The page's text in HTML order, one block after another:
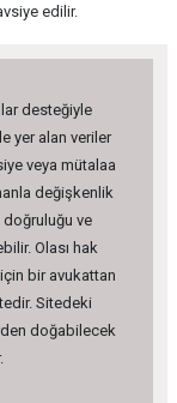
edilir.
desteğiyle
yer alan veriler
veya mütalaa
değişkenlik
ve
Olası hak
için bir avukattan
Sitedeki
doğabilecek